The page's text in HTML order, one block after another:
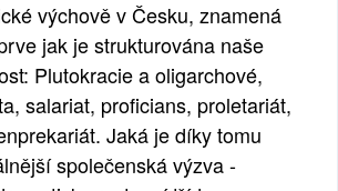
výchově v Česku, znamená
jak je strukturována naše
Plutokracie a oligarchové,
salariat, proficians, proletariát,
Jaká je díky tomu
společenská výzva -